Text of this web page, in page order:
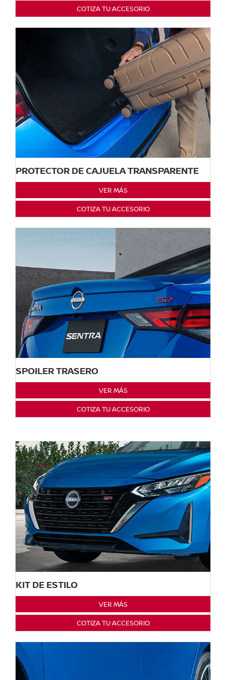
COTIZA TU ACCESORIO
PROTECTOR DE CAJUELA TRANSPARENTE
VER MÁS
COTIZA TU ACCESORIO
SPOILER TRASERO
VER MÁS
COTIZA TU ACCESORIO
KIT DE ESTILO
VER MÁS
COTIZA TU ACCESORIO